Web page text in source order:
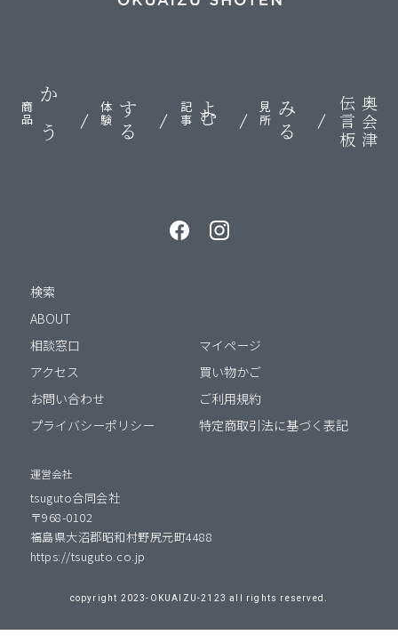
かう
商品 する
体験 よむ
記事 みる
見所 奥会津
伝言板
検索
ABOUT
相談窓口
アクセス
お問い合わせ
プライバシーポリシー
マイページ
買い物かご
ご利用規約
特定商取引法に基づく表記
運営会社
tsuguto合同会社
〒968-0102
福島県大沼郡昭和村野尻元町4488
https://tsuguto.co.jp
copyright 2023-OKUAIZU-2123 all rights reserved.